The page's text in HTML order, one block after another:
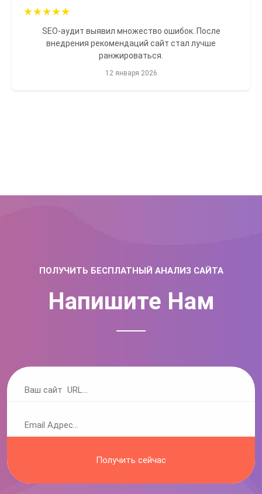
★★★★★
SEO-аудит выявил множество ошибок. После
внедрения рекомендаций сайт стал лучше
ранжироваться.
12 января 2026
ПОЛУЧИТЬ БЕСПЛАТНЫЙ АНАЛИЗ САЙТА
Напишите Нам
Получить сейчас